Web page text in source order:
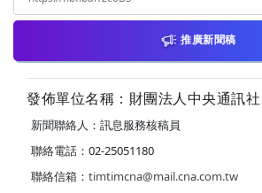
推廣新聞稿
發佈單位名稱：財團法人中央通訊社
新聞聯絡人：訊息服務核稿員
聯絡電話：02-25051180
聯絡信箱： timtimcna@mail.cna.com.tw